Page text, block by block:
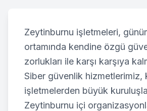
Zeytinburnu işletmeleri,
ortamında kendine özgü
zorlukları ile karşı karşıya
Siber güvenlik hizmetlerimiz,
işletmelerden büyük
Zeytinburnu içi